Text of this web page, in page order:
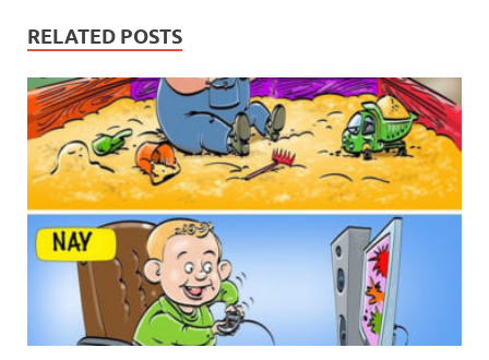
RELATED POSTS